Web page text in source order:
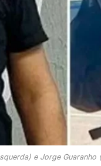
e Jorge